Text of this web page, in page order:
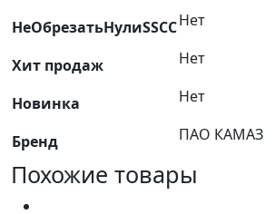
НеОбрезатьНулиSSCCНет
Хит продаж Нет
Новинка Нет
Бренд ПАО КАМАЗ
Похожие товары